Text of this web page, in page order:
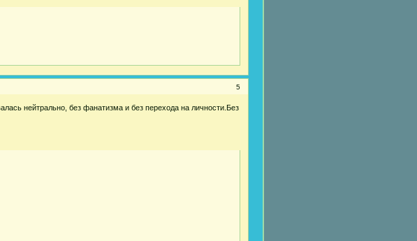
5
нейтрально, без фанатизма и без перехода на личности.Без